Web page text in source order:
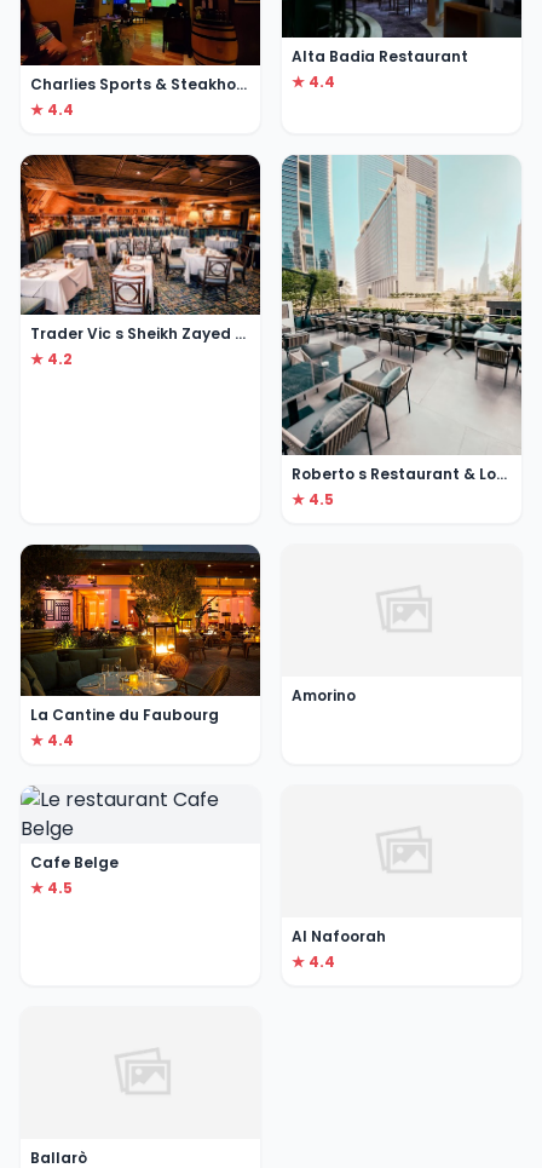
Charlies Sports & Steakhouse
★ 4.4
Alta Badia Restaurant
★ 4.4
Trader Vic s Sheikh Zayed Road
★ 4.2
Roberto s Restaurant & Lounge
★ 4.5
La Cantine du Faubourg
★ 4.4
Amorino
Cafe Belge
★ 4.5
Al Nafoorah
★ 4.4
Ballarò